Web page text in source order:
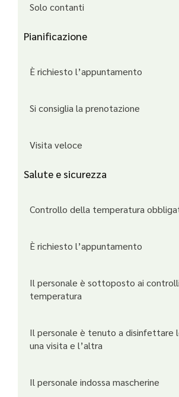
Solo contanti
Pianificazione
È richiesto l’appuntamento
Si consiglia la prenotazione
Visita veloce
Salute e sicurezza
Controllo della temperatura
È richiesto l’appuntamento
Il personale è sottoposto ai
temperatura
Il personale è tenuto a disinfettare
una visita e l’altra
Il personale indossa mascherine